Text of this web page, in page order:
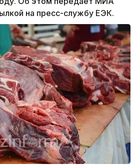
на пресс-службу ЕЭК.